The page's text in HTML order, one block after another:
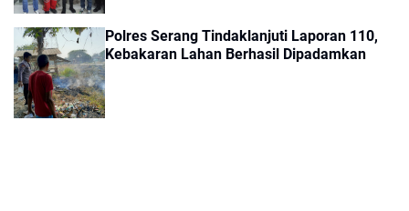
Polres Serang Tindaklanjuti Laporan 110,
Kebakaran Lahan Berhasil Dipadamkan